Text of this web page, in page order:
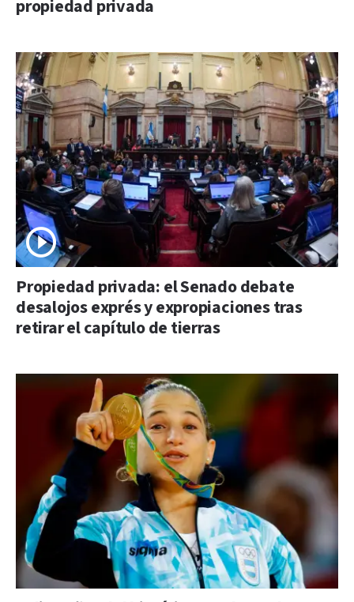
propiedad privada
Propiedad privada: el Senado debate
desalojos exprés y expropiaciones tras
retirar el capítulo de tierras